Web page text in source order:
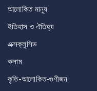
আলোকিত মানুষ
ইতিহাস ও ঐতিহ্য
এক্সক্লুসিভ
কলাম
কৃতি-আলোকিত-গুণীজন